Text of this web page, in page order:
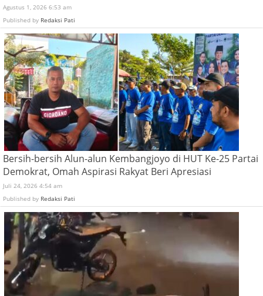
Agustus 1, 2026 6:53 am
Published by Redaksi Pati
Bersih-bersih Alun-alun Kembangjoyo di HUT Ke-25 Partai
Demokrat, Omah Aspirasi Rakyat Beri Apresiasi
Juli 24, 2026 4:54 am
Published by Redaksi Pati